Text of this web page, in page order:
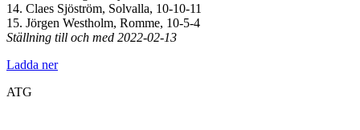
14. Claes Sjöström, Solvalla, 10-10-11
15. Jörgen Westholm, Romme, 10-5-4
Ställning till och med 2022-02-13
Ladda ner
ATG